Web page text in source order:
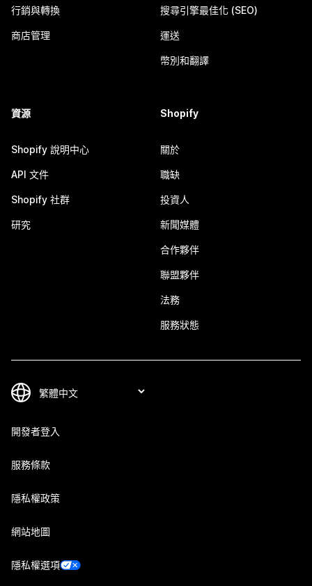
行銷與轉換
商店管理
搜尋引擎最佳化 (SEO)
運送
幣別和翻譯
資源
Shopify 說明中心
API 文件
Shopify 社群
研究
Shopify
關於
職缺
投資人
新聞媒體
合作夥伴
聯盟夥伴
法務
服務狀態
開發者登入
服務條款
隱私權政策
網站地圖
隱私權選項